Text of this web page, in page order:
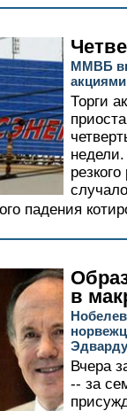
ММВБ
Торги
падения
в
Вчера
-- за